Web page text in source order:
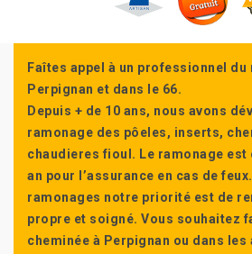
Faîtes appel à un professionnel du
Perpignan et dans le 66.
Depuis + de 10 ans, nous avons
ramonage des pôeles, inserts,
chaudieres fioul. Le ramonage
an pour l’assurance en cas de
ramonages notre priorité est de
propre et soigné. Vous souhaitez
cheminée à Perpignan ou dans